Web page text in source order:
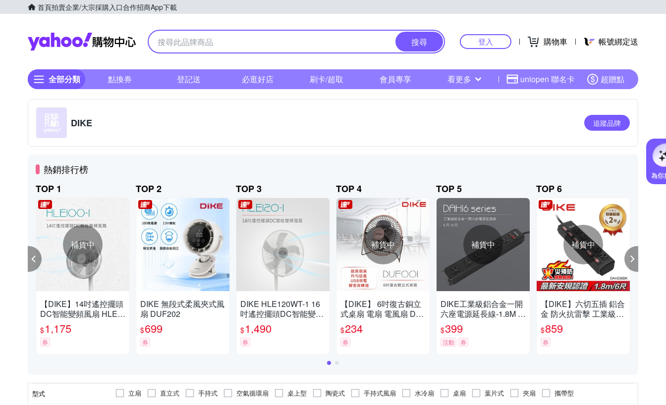
首頁拍賣企業/大宗採購入口合作招商App下載
Yahoo購物中心
搜尋 登入 購物車 帳號綁定送
全部分類 點換券 登記送 必逛好店 刷卡/超取 會員專享 看更多 uniopen 聯名卡 超贈點
DIKE 追蹤品牌
熱銷排行榜
TOP 1
補貨中
【DIKE】14吋遙控擺頭
DC智能變頻風扇 HLE1
00WT-1
$1,175
券
TOP 2
DIKE 無段式柔風夾式風
扇 DUF202
$699
券
TOP 3
DIKE HLE120WT-1 16
吋遙控擺頭DC智能變頻
風扇
$1,490
券
TOP 4
補貨中
【DIKE】 6吋復古銅立
式桌扇 電扇 電風扇 DU
F001BN
$234
券
TOP 5
補貨中
DIKE工業級鋁合金一開
六座電源延長線-1.8M D
AH166BK
$399
活動 券
TOP 6
補貨中
【DIKE】六切五插 鋁合
金 防火抗雷擊 工業級電
源延長線-6尺/1.8M DAH
256BK
$859
券
型式 立扇 直立式 手持式 空氣循環扇 桌上型 陶瓷式 手持式風扇 水冷扇 桌扇 葉片式 夾扇 攜帶型